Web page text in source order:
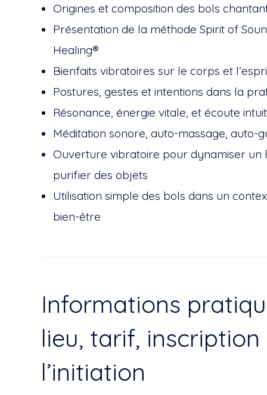
Origines et composition des bols
Présentation de la méthode Spirit of
Healing®
Bienfaits vibratoires sur le corps et
Postures, gestes et intentions dans la
Résonance, énergie vitale, et écoute
Méditation sonore, auto-massage, auto-
Ouverture vibratoire pour dynamiser un
purifier des objets
Utilisation simple des bols dans un
bien-être
Informations
lieu, tarif, inscription
l’initiation